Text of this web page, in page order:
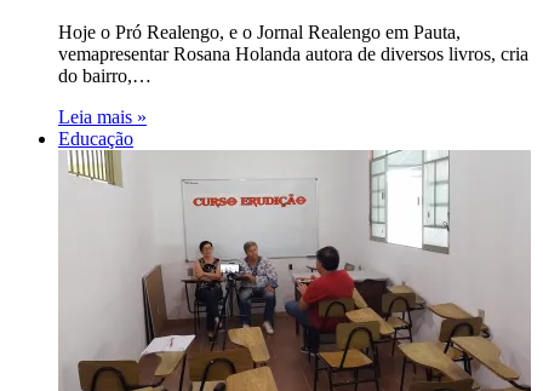
Hoje o Pró Realengo, e o Jornal Realengo em Pauta,
vemapresentar Rosana Holanda autora de diversos livros, cria
do bairro,…
Leia mais »
Educação